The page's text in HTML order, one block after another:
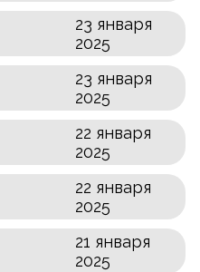
23 января
2025
23 января
2025
22 января
2025
22 января
2025
21 января
2025